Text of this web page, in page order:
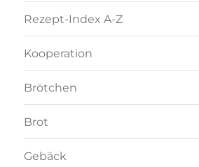
Rezept-Index A-Z
Kooperation
Brötchen
Brot
Gebäck